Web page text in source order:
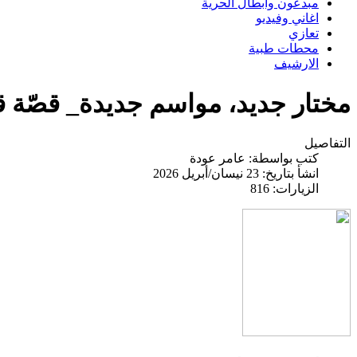
مبدعون وابطال الحرية
اغاني وفيديو
تعازي
محطات طبية
الارشيف
مختار جديد، مواسم جديدة_ قصّة
التفاصيل
كتب بواسطة: عامر عودة
انشأ بتاريخ: 23 نيسان/أبريل 2026
الزيارات: 816